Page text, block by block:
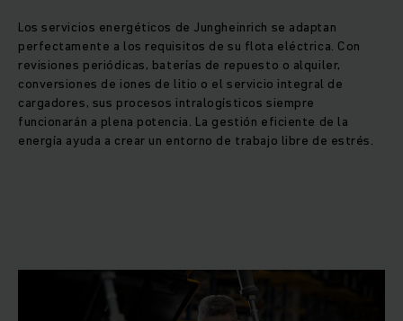
resulta en una pérdida de tiempo, nerviosismo y enormes
gastos.
¡Siempre es mejor adoptar un enfoque proactivo! Esto podría
significar realizar una revisión periódica de las baterías y
cargadores de sus carretillas elevadoras, lanzaderas o
robots móviles, reemplazar rápidamente las celdas de
Los servicios energéticos de Jungheinrich se adaptan
perfectamente a los requisitos de su flota eléctrica. Con
revisiones periódicas, baterías de repuesto o alquiler,
conversiones de iones de litio o el servicio integral de
cargadores, sus procesos intralogísticos siempre
funcionarán a plena potencia. La gestión eficiente de la
energía ayuda a crear un entorno de trabajo libre de estrés.